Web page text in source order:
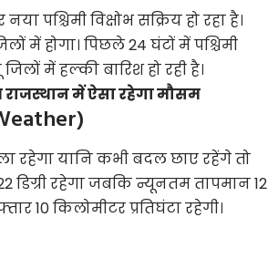
विक्षोभ सक्रिय हो रहा है।
होगा। पिछले 24 घंटों में पश्चिमी
में हल्की बारिश हो रही है।
में ऐसा रहेगा मौसम
रहेगा यानि कभी बदल छाए रहेंगे तो
रहेगा जबकि न्यूनतम तापमान 12
10 किलोमीटर प्रतिघंटा रहेगी।